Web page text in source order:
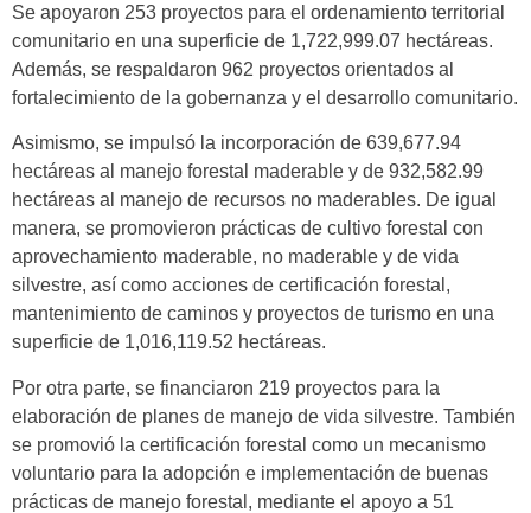
Se apoyaron 253 proyectos para el ordenamiento territorial
comunitario en una superficie de 1,722,999.07 hectáreas.
Además, se respaldaron 962 proyectos orientados al
fortalecimiento de la gobernanza y el desarrollo comunitario.
Asimismo, se impulsó la incorporación de 639,677.94
hectáreas al manejo forestal maderable y de 932,582.99
hectáreas al manejo de recursos no maderables. De igual
manera, se promovieron prácticas de cultivo forestal con
aprovechamiento maderable, no maderable y de vida
silvestre, así como acciones de certificación forestal,
mantenimiento de caminos y proyectos de turismo en una
superficie de 1,016,119.52 hectáreas.
Por otra parte, se financiaron 219 proyectos para la
elaboración de planes de manejo de vida silvestre. También
se promovió la certificación forestal como un mecanismo
voluntario para la adopción e implementación de buenas
prácticas de manejo forestal, mediante el apoyo a 51